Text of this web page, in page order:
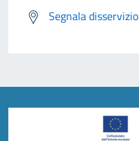
Segnala disservizio